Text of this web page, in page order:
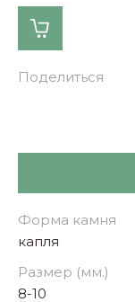
Поделиться
Форма камня
капля
Размер (мм.)
8-10